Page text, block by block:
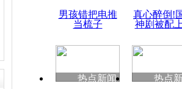
男孩错把电推
当梳子
真心醉倒!
神剧被配
热点新闻
热点